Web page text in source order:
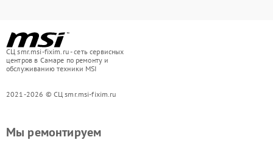
СЦ smr.msi-fixim.ru - сеть сервисных
центров в Самаре по ремонту и
обслуживанию техники MSI
2021-2026 © СЦ smr.msi-fixim.ru
Мы ремонтируем